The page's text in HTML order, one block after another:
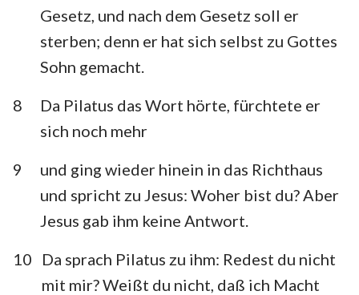
Gesetz, und nach dem Gesetz soll er
sterben; denn er hat sich selbst zu Gottes
Sohn gemacht.
8
Da Pilatus das Wort hörte, fürchtete er
sich noch mehr
9
und ging wieder hinein in das Richthaus
und spricht zu Jesus: Woher bist du? Aber
Jesus gab ihm keine Antwort.
10
Da sprach Pilatus zu ihm: Redest du nicht
mit mir? Weißt du nicht, daß ich Macht